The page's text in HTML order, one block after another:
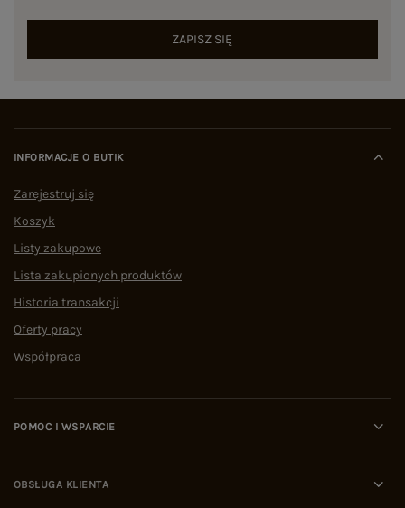
ZAPISZ SIĘ
INFORMACJE O BUTIK
Zarejestruj się
Koszyk
Listy zakupowe
Lista zakupionych produktów
Historia transakcji
Oferty pracy
Współpraca
POMOC I WSPARCIE
OBSŁUGA KLIENTA